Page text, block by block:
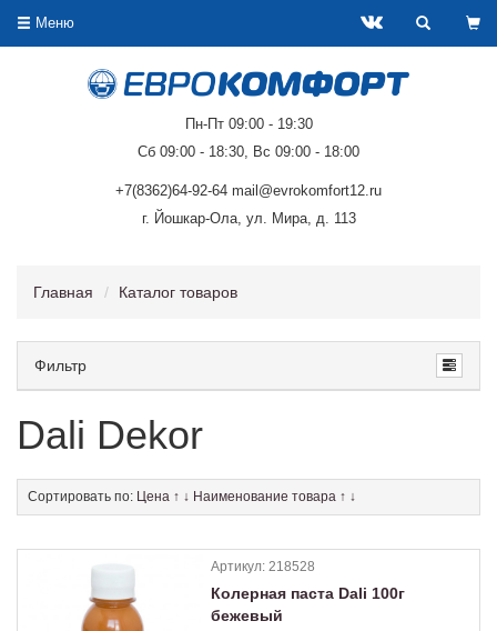
Меню
Пн-Пт 09:00 - 19:30
Сб 09:00 - 18:30, Вс 09:00 - 18:00
+7(8362)64-92-64 mail@evrokomfort12.ru
г. Йошкар-Ола, ул. Мира, д. 113
Главная Каталог товаров
Фильтр
Dali Dekor
Сортировать по: Цена ↑ ↓ Наименование товара ↑ ↓
Артикул:218528
Колерная паста Dali 100г
бежевый